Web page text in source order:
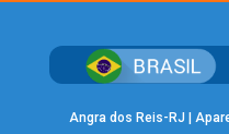
Angra dos Reis-RJ